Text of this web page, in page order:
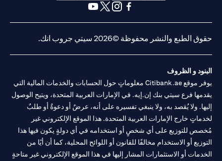
opens in a new tab
opens in a new tab
الطبع والنشر محفوظة ©2026 سيتي جروب انك.
و الظروف
يوفر موقع Citibank.ae معلوماتٍ حول الحسابات والخدمات المالية التي
فرع سيتي بنك إن.إيه. في الإمارات العربية المتحدة، ويتيح الوصول
ولا يُقصد به، ولا ينبغي تفسيره على أنه، عرضٌ أو دعوةٌ أو طلبٌ
خارج الإمارات العربية المتحدة. هذا الموقع الإلكتروني غير
للتوزيع على أي شخصٍ أو استخدامه في أي دولةٍ يكون فيها هذا
أو الاستخدام مخالفًا للقانون أو اللوائح المحلية، كما أن أيًا من
أو الاستثمارات المشار إليها في هذا الموقع الإلكتروني غير متاحةٍ